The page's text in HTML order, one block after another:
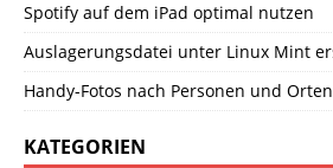
Spotify auf dem iPad optimal nutzen
Auslagerungsdatei unter Linux Mint
Handy-Fotos nach Personen und
KATEGORIEN